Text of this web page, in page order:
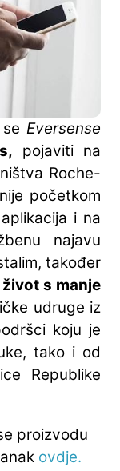
Eversense
pojaviti na
Roche-
početkom
i na
najavu
također
život s manje
udruge iz
koju je
tako i od
Republike
proizvodu
ovdje.